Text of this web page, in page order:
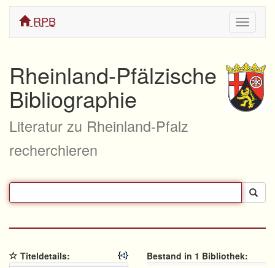
ein/
RPB
Rheinland-Pfälzische
Bibliographie
Literatur zu Rheinland-Pfalz
recherchieren
Titeldetails:
Bestand in 1 Bibliothek: